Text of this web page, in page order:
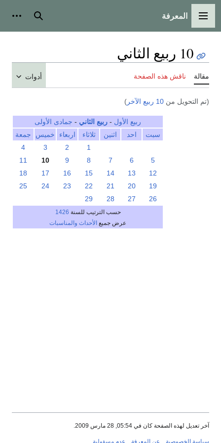
القائمة الرئيسية
المعرفة بحث
10 ربيع الثاني
مقالة ناقش هذه الصفحة أدوات
(تم التحويل من 10 ربيع الآخر )
ربيع الأول - ربيع الثاني - جمادى الأولى
سبت
احد اثنين ثلاثاء اربعاء خميس
جمعة
1
2
3
4
5
6
7
8
9
10
11
12
13
14
15
16
17
18
19
20
21
22
23
24
25
26
27
28
29
حسب الترتيب للسنة 1426
عرض جميع الأحداث والمناسبات
آخر تعديل لهذه الصفحة كان في 05:54, 28 مارس 2009.
سياسة الخصوصية عن المعرفة عدم مسؤولية